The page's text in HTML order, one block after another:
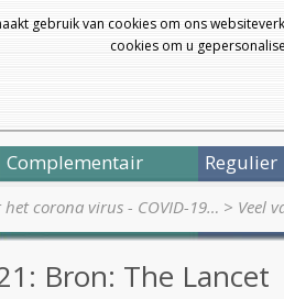
gebruik van cookies om ons
cookies om u
Complementair Regulier
corona virus - COVID-19… > Veel
Bron: The Lancet